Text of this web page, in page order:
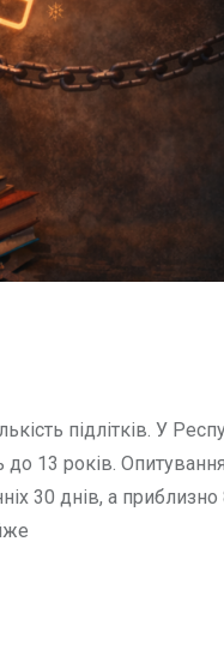
підлітків. У
13 років. Опитування
30 днів, а приблизно